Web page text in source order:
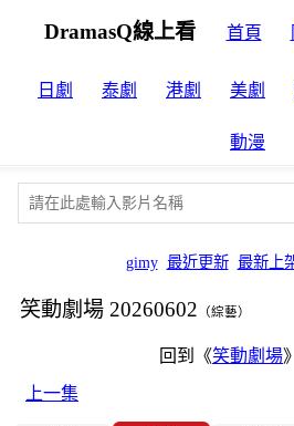
DramasQ線上看 首頁
日劇 泰劇 港劇 美劇
動漫
gimy 最近更新 最新上
笑動劇場 20260602 （綜藝）
回到《笑動劇場
上一集